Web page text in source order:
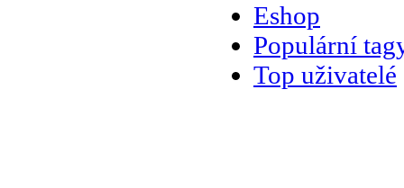
Eshop
Populární
Top uživatelé